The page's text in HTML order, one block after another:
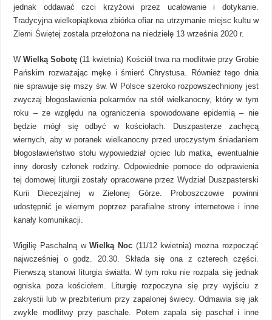
jednak oddawać czci krzyżowi przez ucałowanie i dotykanie.
Tradycyjna wielkopiątkowa zbiórka ofiar na utrzymanie miejsc kultu w
Ziemi Świętej została przełożona na niedzielę 13 września 2020 r.
WWielką Sobotę (11 kwietnia) Kościół trwa na modlitwie przy Grobie
Pańskim rozważając mękę i śmierć Chrystusa. Również tego dnia
nie sprawuje się mszy św. W Polsce szeroko rozpowszechniony jest
zwyczaj błogosławienia pokarmów na stół wielkanocny, który w tym
roku – ze względu na ograniczenia spowodowane epidemią – nie
będzie mógł się odbyć w kościołach. Duszpasterze zachęcą
wiernych, aby w poranek wielkanocny przed uroczystym śniadaniem
błogosławieństwo stołu wypowiedział ojciec lub matka, ewentualnie
inny dorosły członek rodziny. Odpowiednie pomoce do odprawienia
tej domowej liturgii zostały opracowane przez Wydział Duszpasterski
Kurii Diecezjalnej w Zielonej Górze. Proboszczowie powinni
udostępnić je wiernym poprzez parafialne strony internetowe i inne
kanały komunikacji.
Wigilię Paschalną wWielką Noc (11/12 kwietnia) można rozpocząć
najwcześniej o godz. 20.30. Składa się ona z czterech części.
Pierwszą stanowi liturgia światła. W tym roku nie rozpala się jednak
ogniska poza kościołem. Liturgię rozpoczyna się przy wyjściu z
zakrystii lub w prezbiterium przy zapalonej świecy. Odmawia się jak
zwykle modlitwy przy paschale. Potem zapala się paschał i inne